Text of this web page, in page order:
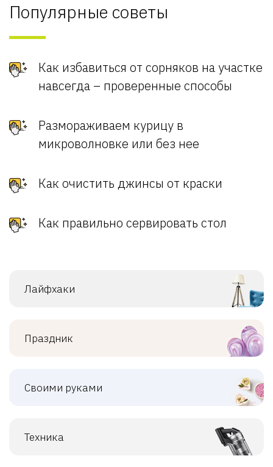
Популярные советы
Как избавиться от сорняков на участке
навсегда – проверенные способы
Размораживаем курицу в
микроволновке или без нее
Как очистить джинсы от краски
Как правильно сервировать стол
Лайфхаки
Праздник
Своими руками
Техника